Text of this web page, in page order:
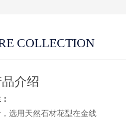
COLLECTION
品介绍
选用天然石材花型在金线